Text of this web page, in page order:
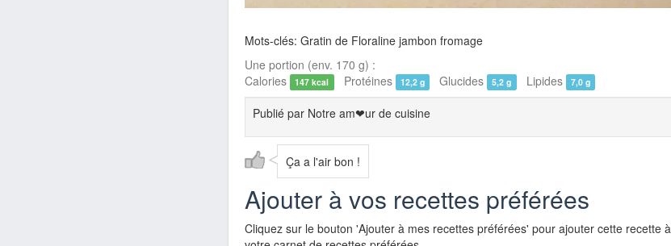
Mots-clés: Gratin de Floraline jambon fromage
Une portion (env. 170 g) :
Calories
147 kcal Protéines 12,2 g Glucides 5,2 g Lipides 7,0 g
Publié par Notre am❤ur de cuisine
Ça a l'air bon !
Ajouter à vos recettes préférées
Cliquez sur le bouton 'Ajouter à mes recettes préférées' pour ajouter cette recette à